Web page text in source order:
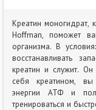
Креатин моногидрат,
Hoffman, поможет
организма. В
восстанавливать
креатин и служит.
себя креатином, вы
энергии АТФ и
тренироваться и